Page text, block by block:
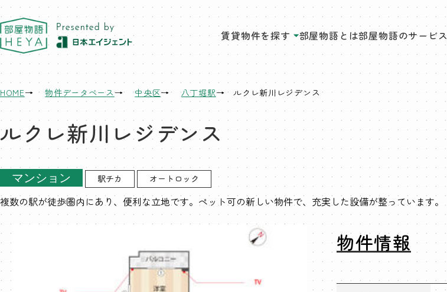
東京 部屋物語
賃貸物件を探す 部屋物語とは部屋物語のサービス
HOME 物件データベース 中央区 八丁堀駅 ルクレ新川レジデンス
ルクレ新川レジデンス
マンション 駅チカ オートロック
複数の駅が徒歩圏内にあり、便利な立地です。ペット可の新しい物件で、充実した設備が整っています。
物件情報